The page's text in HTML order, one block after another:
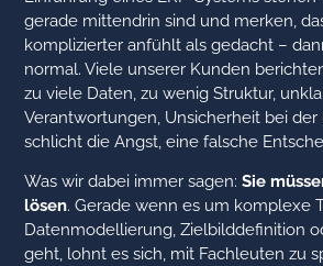
gerade mittendrin sind und merken,
komplizierter anfühlt als gedacht –
normal. Viele unserer Kunden
zu viele Daten, zu wenig Struktur,
Verantwortungen, Unsicherheit bei
schlicht die Angst, eine falsche
Was wir dabei immer sagen:Sie
lösen. Gerade wenn es um komplexe
Datenmodellierung, Zielbilddefinition
geht, lohnt es sich, mit Fachleuten zu